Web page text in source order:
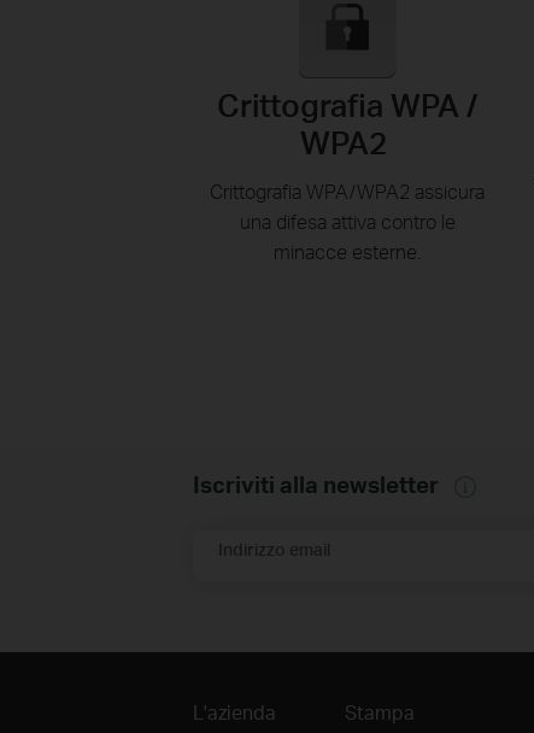
Crittografia WPA /
WPA2
Crittografia WPA/WPA2 assicura
una difesa attiva contro le
minacce esterne.
Iscriviti alla newsletter
Indirizzo email
L'azienda Stampa